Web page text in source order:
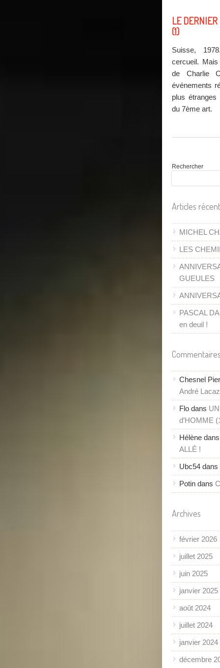
LE
(1)
Suisse,
cercueil.
de Charlie
événements
plus étranges
du 7ème art.
Rechercher
Articles
MICHEL
LES
GUEULES
PASCAL
en deuil !
Chesnel
André
Flo dans
d’HOMME
Hélène
ALLÉ !
Ubc54 dans
Potin dans
Archives
février 2026
juillet 2025
juin 2025
janvier 2025
août 2024
juillet 2024
janvier 2024
décembre